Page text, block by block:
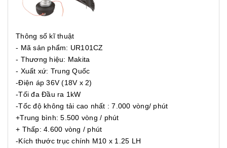
Thông số kĩ thuật
- Mã sản phẩm: UR101CZ
- Thương hiệu: Makita
- Xuất xứ: Trung Quốc
-Điện áp 36V (18V x 2)
-Tối đa Đầu ra 1kW
-Tốc độ không tải cao nhất : 7.000 vòng/ phút
+Trung bình: 5.500 vòng / phút
+ Thấp: 4.600 vòng / phút
-Kích thước trục chính M10 x 1.25 LH